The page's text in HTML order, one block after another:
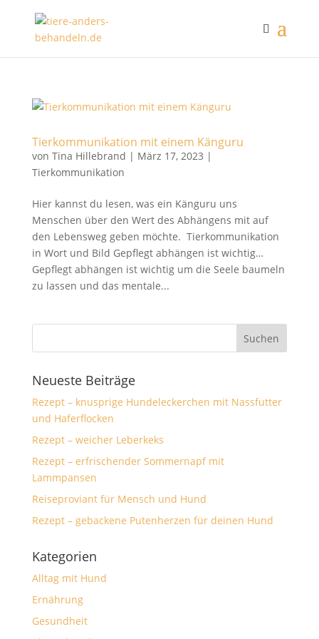
Tierkommunikation mit einem Känguru
von Tina Hillebrand | März 17, 2023 |
Tierkommunikation
Hier kannst du lesen, was ein Känguru uns
Menschen über den Wert des Abhängens mit auf
den Lebensweg geben möchte. Tierkommunikation
in Wort und Bild Gepflegt abhängen ist wichtig…
Gepflegt abhängen ist wichtig um die Seele baumeln
zu lassen und das mentale...
Neueste Beiträge
Rezept – knusprige Hundeleckerchen mit Nassfutter
und Haferflocken
Rezept – weicher Leberkeks
Rezept – erfrischender Sommernapf mit
Lammpansen
Reiseproviant für Mensch und Hund
Rezept – gebackene Putenherzen für deinen Hund
Kategorien
Alltag mit Hund
Ernährung
Gesundheit